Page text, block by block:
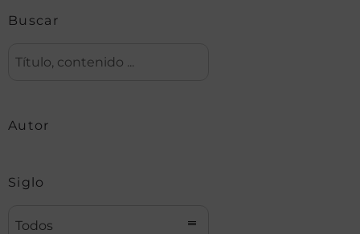
Buscar
Autor
Siglo
Todos